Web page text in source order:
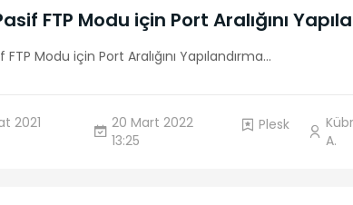
FTP Modu için Port Aralığını
FTP Modu için Port Aralığını Yapılandırma...
2021
20 Mart 2022
13:25
Plesk
A.